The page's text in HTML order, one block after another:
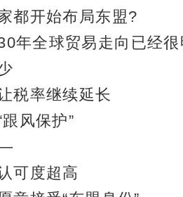
都开始布局东盟?
年全球贸易走向已经
税率继续延长
风保护”
可度超高